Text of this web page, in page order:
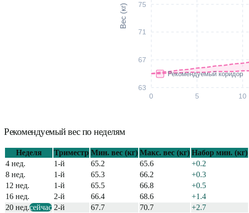
63
67
71
75
0 5 10
Вес (кг)
Рекомендуемый коридор
Рекомендуемый вес по неделям
Неделя Триместр Мин. вес (кг) Макс. вес (кг) Набор мин. (кг)
4 нед. 1-й 65.2 65.6 +0.2
8 нед. 1-й 65.3 66.2 +0.3
12 нед. 1-й 65.5 66.8 +0.5
16 нед. 2-й 66.4 68.6 +1.4
20 нед.сейчас 2-й 67.7 70.7 +2.7